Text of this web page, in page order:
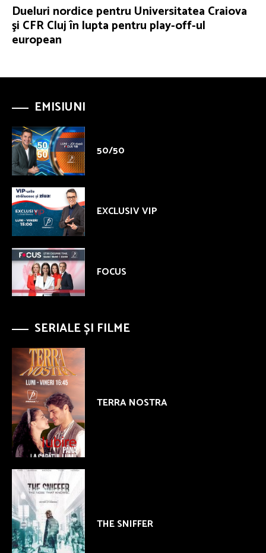
Dueluri nordice pentru Universitatea Craiova
şi CFR Cluj în lupta pentru play-off-ul
european
EMISIUNI
50/50
EXCLUSIV VIP
FOCUS
SERIALE ȘI FILME
TERRA NOSTRA
THE SNIFFER